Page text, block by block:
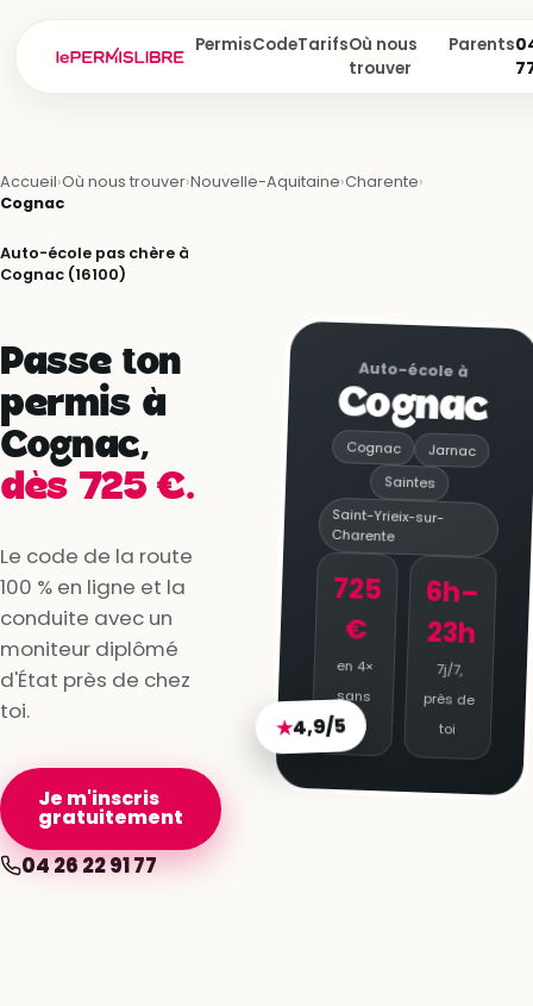
PermisCodeTarifsOù nous
trouver
Parents
Accueil›Où nous trouver›Nouvelle-Aquitaine›Charente›
Cognac
Auto-école pas chère à
Cognac (16100)
Passe ton
permis à
Cognac,
dès 725 €.
Le code de la route
100 % en ligne et la
conduite avec un
moniteur diplômé
d'État près de chez
toi.
Je m'inscris
gratuitement
04 26 22 91 77
Auto-école à
Cognac
Cognac Jarnac
Saintes
Saint-Yrieix-sur-
Charente
725
€
en 4×
sans
frais
6h–
23h
7j/7,
près de
toi
★4,9/5